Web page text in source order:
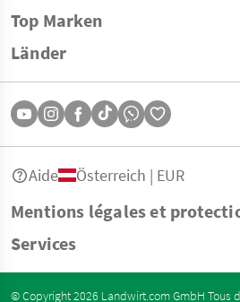
Top Marken
Länder
Mentions légales et
Services
Aide Österreich | EUR
© Copyright 2026 Landwirt.com GmbH Tous